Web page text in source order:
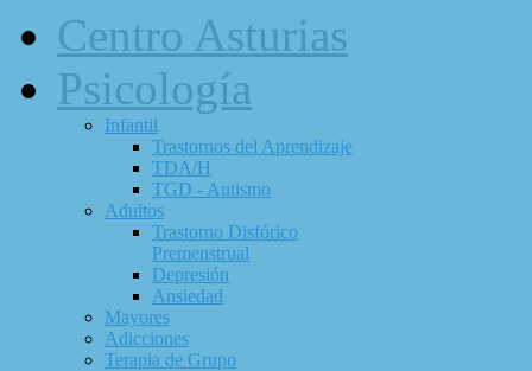
Centro Asturias
Psicología
Infantil
Trastornos del Aprendizaje
TDA/H
TGD - Autismo
Adultos
Trastorno Disfórico
Premenstrual
Depresión
Ansiedad
Mayores
Adicciones
Terapia de Grupo